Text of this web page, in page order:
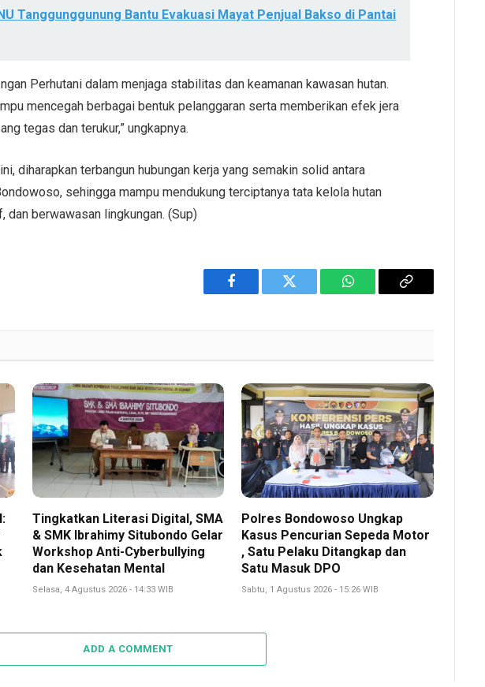
Tanggunggunung Bantu Evakuasi Mayat Penjual Bakso di Pantai
Perhutani dalam menjaga stabilitas dan keamanan kawasan hutan.
mencegah berbagai bentuk pelanggaran serta memberikan efek jera
tegas dan terukur,” ungkapnya.
diharapkan terbangun hubungan kerja yang semakin solid antara
sehingga mampu mendukung terciptanya tata kelola hutan
dan berwawasan lingkungan. (Sup)
Facebook Twitter WhatsAppCopy
Tingkatkan Literasi Digital, SMA
& SMK Ibrahimy Situbondo Gelar
Workshop Anti-Cyberbullying
dan Kesehatan Mental
Selasa, 4 Agustus 2026 - 14:33 WIB
Polres Bondowoso Ungkap
Kasus Pencurian Sepeda Motor
, Satu Pelaku Ditangkap dan
Satu Masuk DPO
Sabtu, 1 Agustus 2026 - 15:26 WIB
ADD A COMMENT